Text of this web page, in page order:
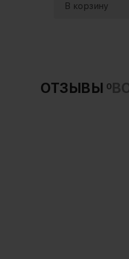
ОТЗЫВЫ 0